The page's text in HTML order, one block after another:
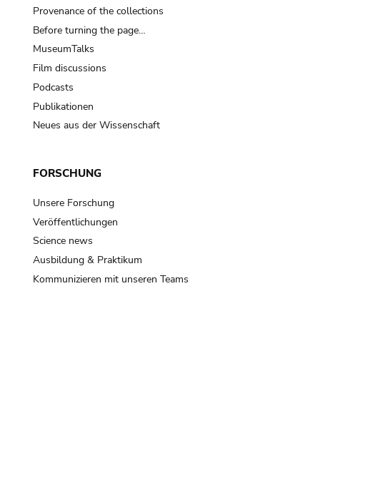
Provenance of the collections
Before turning the page…
MuseumTalks
Film discussions
Podcasts
Publikationen
Neues aus der Wissenschaft
FORSCHUNG
Unsere Forschung
Veröffentlichungen
Science news
Ausbildung & Praktikum
Kommunizieren mit unseren Teams